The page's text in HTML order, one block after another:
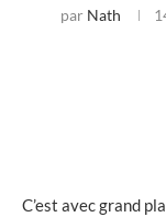
par Nath
C’est avec grand